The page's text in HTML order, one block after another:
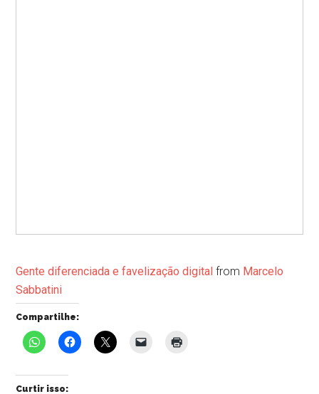
Gente diferenciada e favelização digital from Marcelo
Sabbatini
Compartilhe:
Curtir isso: